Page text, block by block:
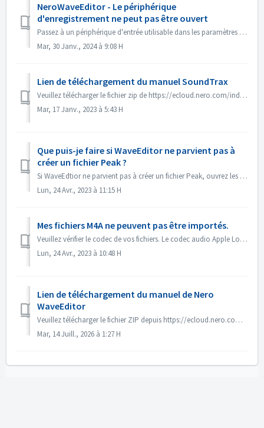
NeroWaveEditor - Le périphérique
d'enregistrement ne peut pas être ouvert
Passez à un périphérique d'entrée utilisable dans les paramètres système->Son. Ou essayez de changer de périphérique d'entrée dans Nero Wa...
Mar, 30 Janv., 2024 à 9:08 H
Lien de téléchargement du manuel SoundTrax
Veuillez télécharger le fichier zip de https://ecloud.nero.com/index.php/s/BGCapg3zTC5eJYw sur votre PC local. Décompressez et lisez le manuel.
Mar, 17 Janv., 2023 à 5:43 H
Que puis-je faire si WaveEditor ne parvient pas à
créer un fichier Peak ?
Si WaveEdtior ne parvient pas à créer un fichier Peak, ouvrez les options de l'éditeur par le menu Options->Options de l'éditeur. Cliquez sur l&#...
Lun, 24 Avr., 2023 à 11:15 H
Mes fichiers M4A ne peuvent pas être importés.
Veuillez vérifier le codec de vos fichiers. Le codec audio Apple Lossless n'est pas pris en charge par Nero.
Lun, 24 Avr., 2023 à 10:48 H
Lien de téléchargement du manuel de Nero
WaveEditor
Veuillez télécharger le fichier ZIP depuis https://ecloud.nero.com/index.php/s/LGit9NJNtCqmEam sur votre ordinateur. Décompressez-le et consultez le manuel....
Mar, 14 Juill., 2026 à 1:27 H